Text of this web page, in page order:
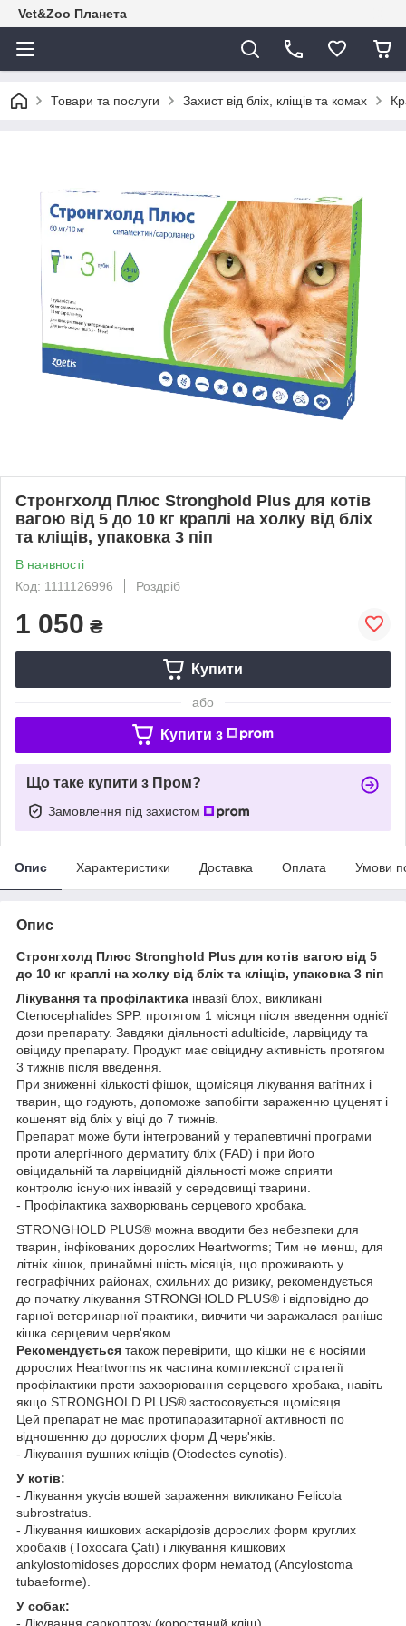
Vet&Zoo Планета
Товари та послуги Захист від бліх, кліщів та комах
Стронгхолд Плюс Stronghold Plus для котів
вагою від 5 до 10 кг краплі на холку від бліх
та кліщів, упаковка 3 піп
В наявності
Код: 1111126996
Роздріб
1 050 ₴
Купити
або
Купити з
Що таке купити з Пром?
Замовлення під захистом
Опис Характеристики Доставка Оплата Умови
Опис
Стронгхолд Плюс Stronghold Plus для котів вагою від 5
до 10 кг краплі на холку від бліх та кліщів, упаковка 3 піп
Лікування та профілактика інвазії блох, викликані
Ctenocephalides SPP. протягом 1 місяця після введення однієї
дози препарату. Завдяки діяльності adulticide, ларвіциду та
овіциду препарату. Продукт має овіцидну активність протягом
3 тижнів після введення.
При зниженні кількості фішок, щомісяця лікування вагітних і
тварин, що годують, допоможе запобігти зараженню цуценят і
кошенят від бліх у віці до 7 тижнів.
Препарат може бути інтегрований у терапевтичні програми
проти алергічного дерматиту бліх (FAD) і при його
овіцидальній та ларвіцидній діяльності може сприяти
контролю існуючих інвазій у середовищі тварини.
- Профілактика захворювань серцевого хробака.
STRONGHOLD PLUS® можна вводити без небезпеки для
тварин, інфікованих дорослих Heartworms; Тим не менш, для
літніх кішок, принаймні шість місяців, що проживають у
географічних районах, схильних до ризику, рекомендується
до початку лікування STRONGHOLD PLUS® і відповідно до
гарної ветеринарної практики, вивчити чи заражалася раніше
кішка серцевим черв'яком.
Рекомендується також перевірити, що кішки не є носіями
дорослих Heartworms як частина комплексної стратегії
профілактики проти захворювання серцевого хробака, навіть
якщо STRONGHOLD PLUS® застосовується щомісяця.
Цей препарат не має протипаразитарної активності по
відношенню до дорослих форм Д черв'яків.
- Лікування вушних кліщів (Otodectes cynotis).
У котів:
- Лікування укусів вошей зараження викликано Felicola
subrostratus.
- Лікування кишкових аскарідозів дорослих форм круглих
хробаків (Тохосага Çatı) і лікування кишкових
ankylostomidoses дорослих форм нематод (Ancylostoma
tubaeforme).
У собак:
- Лікування саркоптозу (коростяний кліщ).